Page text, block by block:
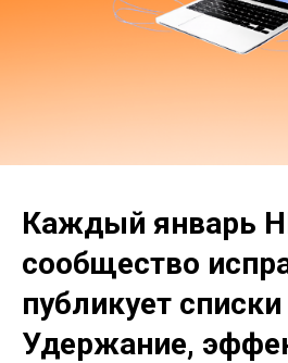
Каждый январь
сообщество
публикует
Удержание,